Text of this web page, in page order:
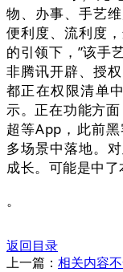
物、办事、手艺
便利度、流利度
的引领下，”该手
非腾讯开辟、授
都正在权限清单
示。正在功能方
超等App，此前
多场景中落地。
成长。可能是中
。
返回目录
上一篇： 相关内容